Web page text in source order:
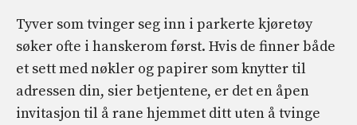
Tyver som tvinger seg inn i parkerte kjøretøy
søker ofte i hanskerom først. Hvis de finner både
et sett med nøkler og papirer som knytter til
adressen din, sier betjentene, er det en åpen
invitasjon til å rane hjemmet ditt uten å tvinge